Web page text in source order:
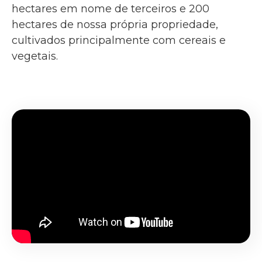
hectares em nome de terceiros e 200
hectares de nossa própria propriedade,
cultivados principalmente com cereais e
vegetais.